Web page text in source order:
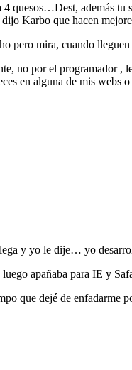
quesos…Dest, además tu
Karbo que hacen
pero mira, cuando
no por el programador ,
en alguna de mis
y yo le dije… yo
apañaba para IE y
que dejé de enfadarme